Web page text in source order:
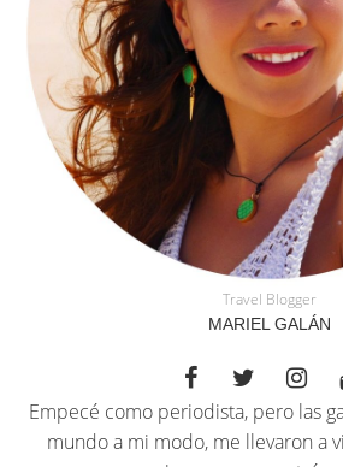
Travel Blogger
MARIEL GALÁN
Empecé como periodista, pero las
mundo a mi modo, me llevaron a